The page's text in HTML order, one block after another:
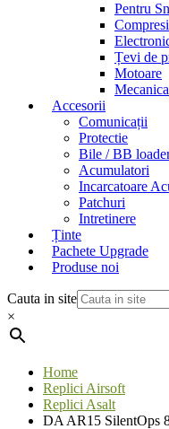
Pentru
Țevi de
Motoare
Mecanica
Accesorii
Comunicații
Protectie
Bile / BB
Acumulatori
Incarcatoare
Patchuri
Intretinere
Ținte
Pachete Upgrade
Produse noi
Cauta in site
×
Home
Replici Airsoft
Replici Asalt
DA AR15 SilentOps